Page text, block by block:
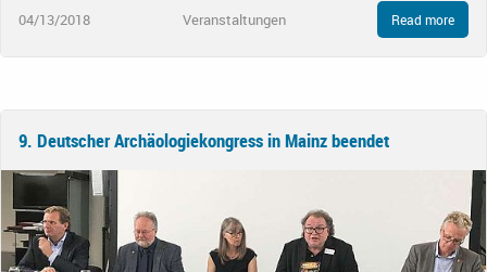
04/13/2018 Veranstaltungen Read more
9. Deutscher Archäologiekongress in Mainz beendet